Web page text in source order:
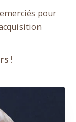
pour
!